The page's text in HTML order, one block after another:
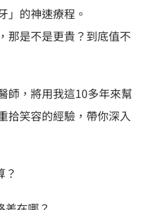
」的神速療程。
那是不是更貴？到底值不
師，將用我這10多年來幫
拾笑容的經驗，帶你深入
？